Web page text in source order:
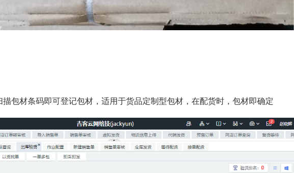
包材条码即可登记包材，适用于货品定制型包材，在配货时，包材即确定